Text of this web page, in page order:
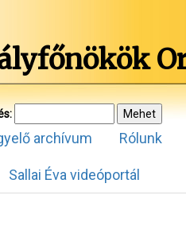
archívum Rólunk
Sallai Éva videóportál